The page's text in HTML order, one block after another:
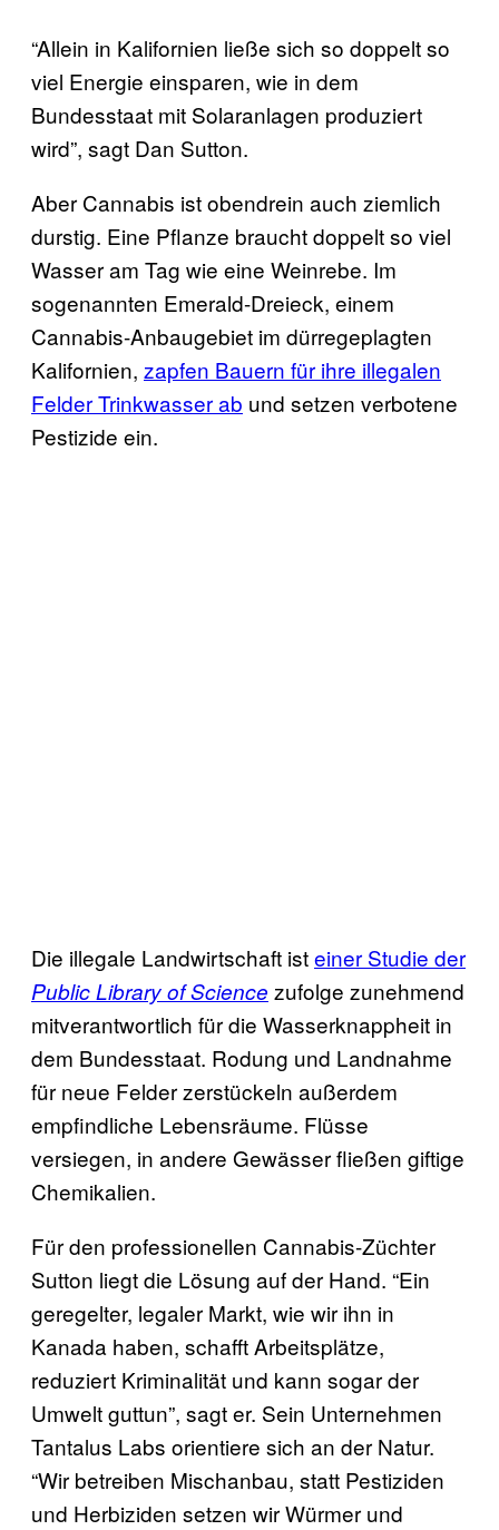
“Allein in Kalifornien ließe sich so doppelt so
viel Energie einsparen, wie in dem
Bundesstaat mit Solaranlagen produziert
wird”, sagt Dan Sutton.
Aber Cannabis ist obendrein auch ziemlich
durstig. Eine Pflanze braucht doppelt so viel
Wasser am Tag wie eine Weinrebe. Im
sogenannten Emerald-Dreieck, einem
Cannabis-Anbaugebiet im dürregeplagten
Kalifornien, zapfen Bauern für ihre illegalen
Felder Trinkwasser ab und setzen verbotene
Pestizide ein.
Die illegale Landwirtschaft isteiner Studie der
Public Library of Science zufolge zunehmend
mitverantwortlich für die Wasserknappheit in
dem Bundesstaat. Rodung und Landnahme
für neue Felder zerstückeln außerdem
empfindliche Lebensräume. Flüsse
versiegen, in andere Gewässer fließen giftige
Chemikalien.
Für den professionellen Cannabis-Züchter
Sutton liegt die Lösung auf der Hand. “Ein
geregelter, legaler Markt, wie wir ihn in
Kanada haben, schafft Arbeitsplätze,
reduziert Kriminalität und kann sogar der
Umwelt guttun”, sagt er. Sein Unternehmen
Tantalus Labs orientiere sich an der Natur.
“Wir betreiben Mischanbau, statt Pestiziden
und Herbiziden setzen wir Würmer und